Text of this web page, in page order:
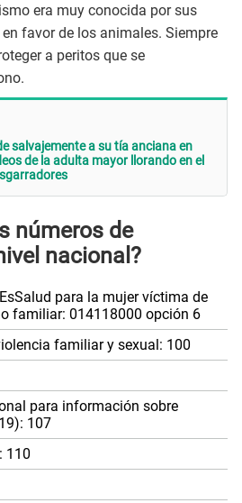
era muy conocida por sus
favor de los animales. Siempre
a peritos que se
salvajemente a su tía anciana en
de la adulta mayor llorando en el
números de
nacional?
para la mujer víctima de
familiar: 014118000 opción 6
familiar y sexual: 100
para información sobre
107
110